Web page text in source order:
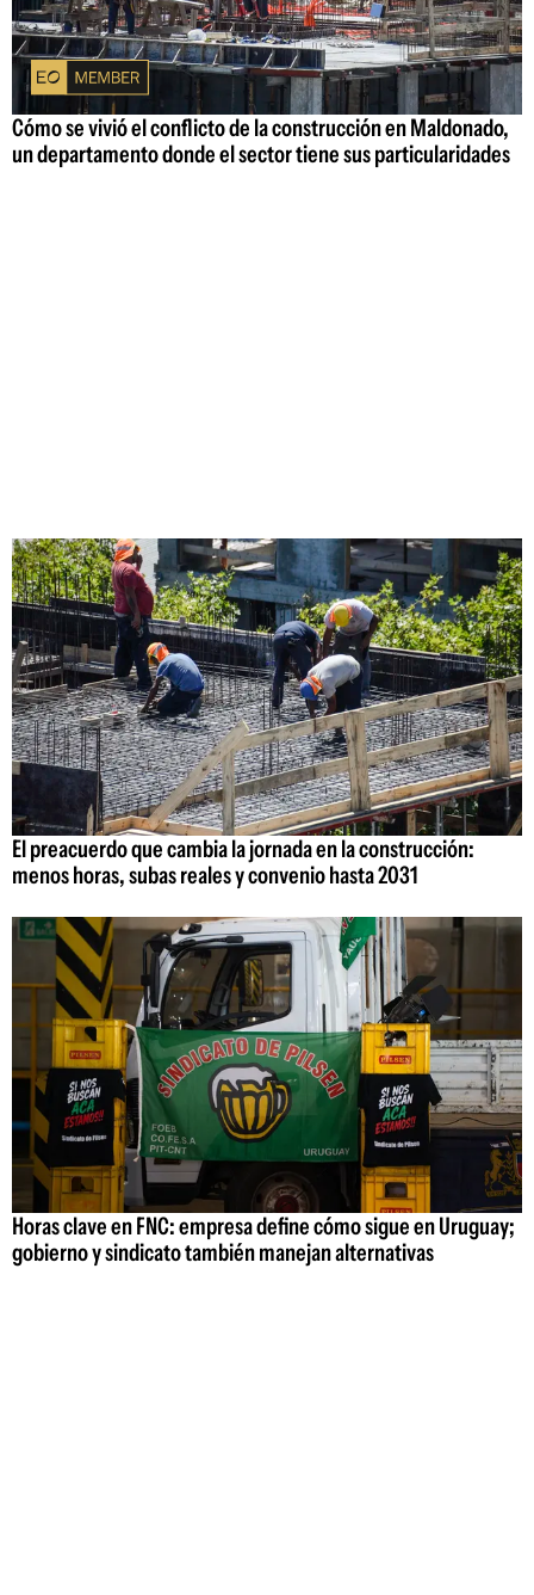
Cómo se vivió el conflicto de la construcción en Maldonado,
un departamento donde el sector tiene sus particularidades
El preacuerdo que cambia la jornada en la construcción:
menos horas, subas reales y convenio hasta 2031
Horas clave en FNC: empresa define cómo sigue en Uruguay;
gobierno y sindicato también manejan alternativas